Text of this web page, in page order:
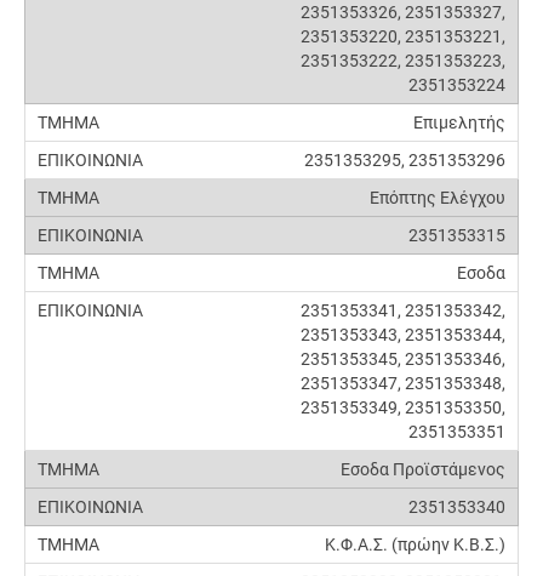
2351353326, 2351353327,
2351353220, 2351353221,
2351353222, 2351353223,
2351353224
Επιμελητής
2351353295, 2351353296
Επόπτης Ελέγχου
2351353315
Εσοδα
2351353341, 2351353342,
2351353343, 2351353344,
2351353345, 2351353346,
2351353347, 2351353348,
2351353349, 2351353350,
2351353351
Εσοδα Προϊστάμενος
2351353340
Κ.Φ.Α.Σ. (πρώην Κ.Β.Σ.)